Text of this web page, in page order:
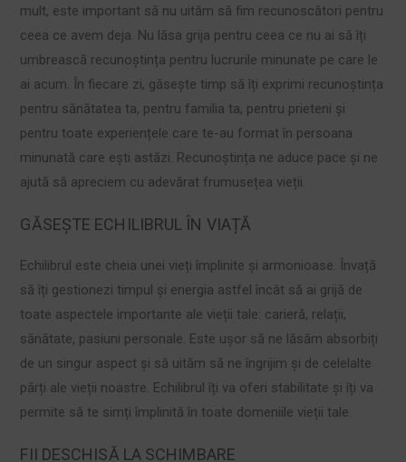
mult, este important să nu uităm să fim recunoscători pentru
ceea ce avem deja. Nu lăsa grija pentru ceea ce nu ai să îți
umbrească recunoștința pentru lucrurile minunate pe care le
ai acum. În fiecare zi, găsește timp să îți exprimi recunoștința
pentru sănătatea ta, pentru familia ta, pentru prieteni și
pentru toate experiențele care te-au format în persoana
minunată care ești astăzi. Recunoștința ne aduce pace și ne
ajută să apreciem cu adevărat frumusețea vieții.
GĂSEȘTE ECHILIBRUL ÎN VIAȚĂ
Echilibrul este cheia unei vieți împlinite și armonioase. Învață
să îți gestionezi timpul și energia astfel încât să ai grijă de
toate aspectele importante ale vieții tale: carieră, relații,
sănătate, pasiuni personale. Este ușor să ne lăsăm absorbiți
de un singur aspect și să uităm să ne îngrijim și de celelalte
părți ale vieții noastre. Echilibrul îți va oferi stabilitate și îți va
permite să te simți împlinită în toate domeniile vieții tale.
FII DESCHISĂ LA SCHIMBARE